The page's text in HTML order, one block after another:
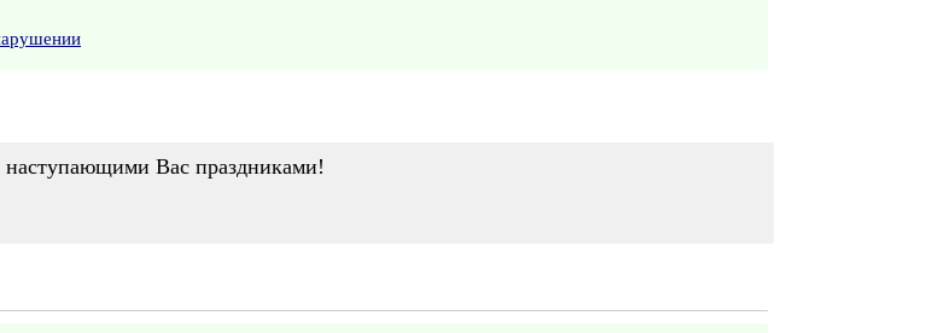
Вас праздниками!